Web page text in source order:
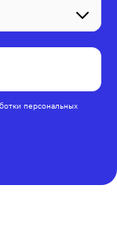
персональных